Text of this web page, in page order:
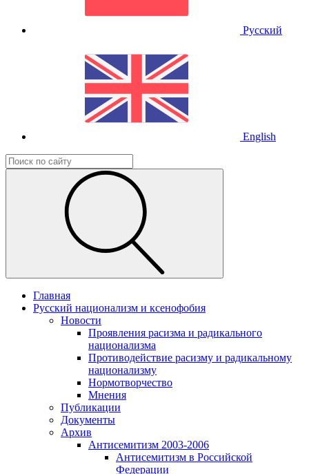
Русский
English
Главная
Русский национализм и ксенофобия
Новости
Проявления расизма и радикального
национализма
Противодействие расизму и радикальному
национализму
Нормотворчество
Мнения
Публикации
Документы
Архив
Антисемитизм 2003-2006
Антисемитизм в Российской
Федерации